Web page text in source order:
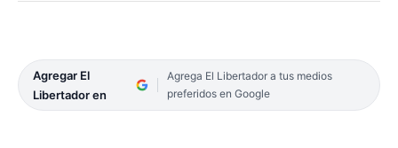
Agregar El
Libertador en
Agrega El Libertador a tus medios
preferidos en Google